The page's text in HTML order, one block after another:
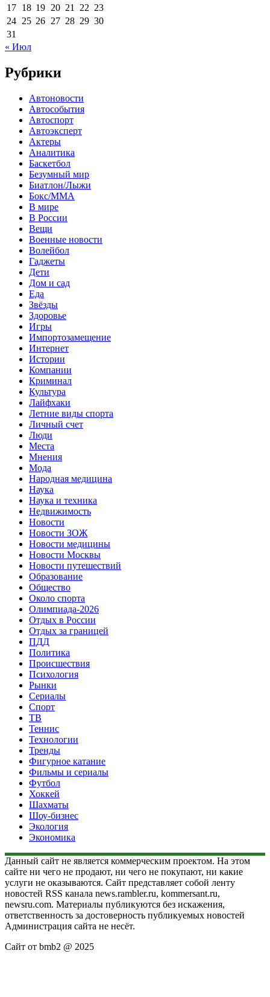
17 18 19 20 21 22 23
24 25 26 27 28 29 30
31
« Июл
Рубрики
Автоновости
Автособытия
Автоспорт
Автоэксперт
Актеры
Аналитика
Баскетбол
Безумный мир
Биатлон/Лыжи
Бокс/MMA
В мире
В России
Вещи
Военные новости
Волейбол
Гаджеты
Дети
Дом и сад
Еда
Звёзды
Здоровье
Игры
Импортозамещение
Интернет
Истории
Компании
Криминал
Культура
Лайфхаки
Летние виды спорта
Личный счет
Люди
Места
Мнения
Мода
Народная медицина
Наука
Наука и техника
Недвижимость
Новости
Новости ЗОЖ
Новости медицины
Новости Москвы
Новости путешествий
Образование
Общество
Около спорта
Олимпиада-2026
Отдых в России
Отдых за границей
ПДД
Политика
Происшествия
Психология
Рынки
Сериалы
Спорт
ТВ
Теннис
Технологии
Тренды
Фигурное катание
Фильмы и сериалы
Футбол
Хоккей
Шахматы
Шоу-бизнес
Экология
Экономика
Данный сайт не является коммерческим проектом. На этом
сайте ни чего не продают, ни чего не покупают, ни какие
услуги не оказываются. Сайт представляет собой ленту
новостей RSS канала news.rambler.ru, kommersant.ru,
newsru.com. Материалы публикуются без искажения,
ответственность за достоверность публикуемых новостей
Администрация сайта не несёт.
Сайт от bmb2 @ 2025